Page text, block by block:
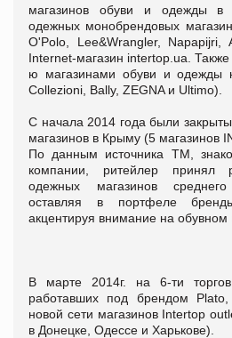
магазинов обуви и одежды в
одежных монобрендовых
O'Polo, Lee&Wrangler,
Internet-магазин intertop.ua.
ю магазинами обуви и одежды
Collezioni, Bally, ZEGNA и Ultimo).
С начала 2014 года были
магазинов в Крыму (5 магазинов
По данным источника ТМ,
компании, ритейлер принял
одежных магазинов
оставляя в портфеле
акцентируя внимание на обувном
В марте 2014г. на 6-ти
работавших под брендом
новой сети магазинов Intertop
в Донецке, Одессе и Харькове).